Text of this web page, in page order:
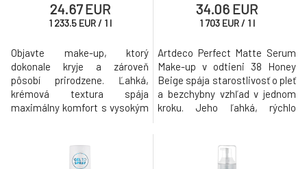
24.67 EUR
1 233.5 EUR / 1 l
Objavte make-up, ktorý
dokonale kryje a zároveň
pôsobí prirodzene. Ľahká,
krémová textura spája
maximálny komfort s vysokým
vysoko pigmentovanému
zloženiu získa vaša pleť
34.06 EUR
1 703 EUR / 1 l
Artdeco Perfect Matte Serum
Make-up v odtieni 38 Honey
Beige spája starostlivosť o pleť
a bezchybny vzhľad v jednom
kroku. Jeho ľahká, rýchlo
zanecháva ju prirodzene
matnú, zjednotenú a zároveň